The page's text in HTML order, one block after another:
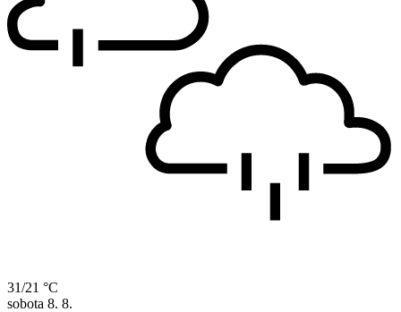
31/21 °C
sobota 8. 8.